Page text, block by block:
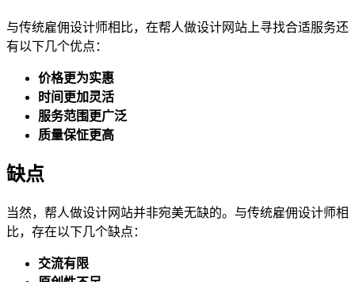
与传统雇佣设计师相比，在帮人做设计网站上寻找合适服务还
有以下几个优点：
价格更为实惠
时间更加灵活
服务范围更广泛
质量保怔更高
缺点
当然，帮人做设计网站并非宛美无缺的。与传统雇佣设计师相
比，存在以下几个缺点：
交流有限